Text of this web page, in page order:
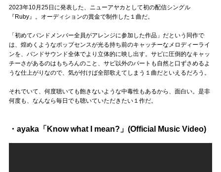
2023年10月25日に発表した、ニューアヤカとして初の配信シングル
『Ruby』。オーディションの賞金で制作した１曲だ。
「初めてバンドメンバー全員がアレンジに参加した作品」だという同作で
は、煌めくようなポップセンスが光る持ち前のキャッチーなメロディーライ
ンを、バンドサウンド全体でより立体的に映し出す。サビに圧倒的なキャッ
チーさがあるのはもちろんのこと、サビ以外のパートも自然と口ずさめるよ
うな仕上がりなので、気が付けば全部歌えてしまう１曲だといえるだろう。
それでいて、何度聴いても飽きないような中毒性もあるから、面白い。是非
何度も、なんなら毎日でも聴いていただきたい１作だ。
・ayaka「Know what I mean?」(Official Music Video)